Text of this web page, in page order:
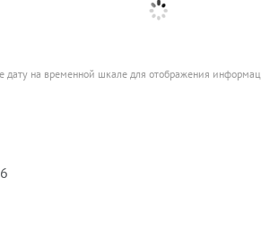
дату на временной шкале для отображения